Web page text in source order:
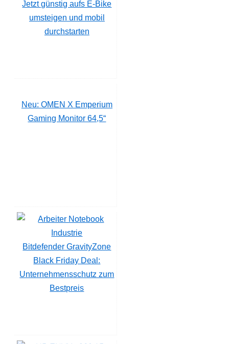
Jetzt günstig aufs E-Bike
umsteigen und mobil
durchstarten
Neu: OMEN X Emperium
Gaming Monitor 64,5“
Bitdefender GravityZone
Black Friday Deal:
Unternehmensschutz zum
Bestpreis